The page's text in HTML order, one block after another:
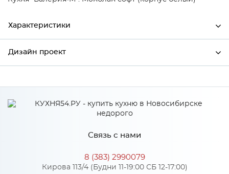
Характеристики
Ширина
Сурская мебель
Монблан софт/Белый
МДФ
Дизайн проект
*
Связь с нами
8 (383) 2990079
Кирова 113/4 (Будни 11-19:00 СБ 12-17:00)